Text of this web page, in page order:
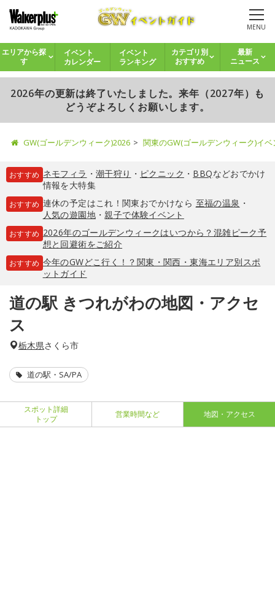
MENU
エリアから探
す
イベント
カレンダー
イベント
ランキング
カテゴリ別
おすすめ
最新
ニュース
2026年の更新は終了いたしました。来年（2027年）も
どうぞよろしくお願いします。
GW(ゴールデンウィーク)2026 関東のGW(ゴールデンウィーク)イ
おすすめ ネモフィラ ・ 潮干狩り ・ ピクニック ・ BBQなどおでかけ
情報を大特集
おすすめ 連休の予定はこれ！関東おでかけなら 至福の温泉 ・
人気の遊園地・親子で体験イベント
おすすめ 2026年のゴールデンウィークはいつから？混雑ピーク予
想と回避術をご紹介
おすすめ 今年のGWどこ行く！？関東・関西・東海エリア別スポ
ットガイド
道の駅 きつれがわの地図・アクセ
ス
栃木県さくら市
道の駅・SA/PA
スポット詳細
トップ
営業時間など 地図・アクセス